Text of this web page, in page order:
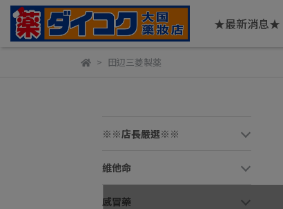
★最新消息★
田辺三菱製薬
※※店長嚴選※※
維他命
感冒藥